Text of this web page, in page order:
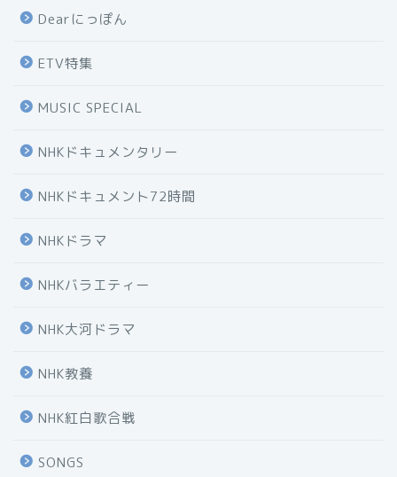
Dearにっぽん
ETV特集
MUSIC SPECIAL
NHKドキュメンタリー
NHKドキュメント72時間
NHKドラマ
NHKバラエティー
NHK大河ドラマ
NHK教養
NHK紅白歌合戦
SONGS